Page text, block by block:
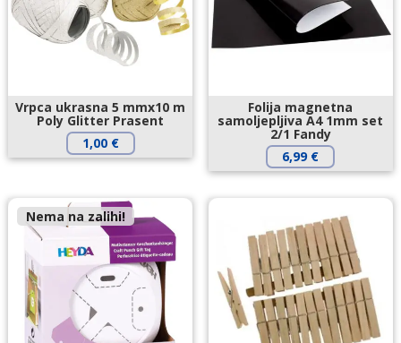
Vrpca ukrasna 5 mmx10 m
Poly Glitter Prasent
1,00 €
Folija magnetna
samoljepljiva A4 1mm set
2/1 Fandy
6,99 €
Nema na zalihi!